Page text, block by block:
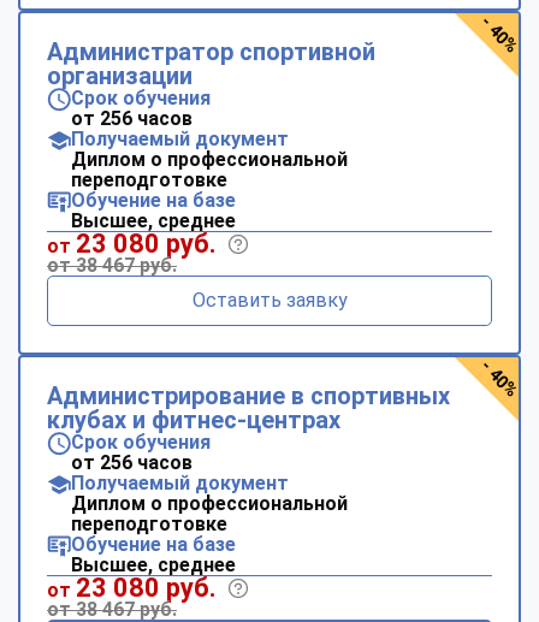
Администратор спортивной
организации
Срок обучения
от 256 часов
Получаемый документ
Диплом о профессиональной
переподготовке
Обучение на базе
Высшее, среднее
от 23 080 руб.
от 38 467 руб.
Оставить заявку
- 40%
Администрирование в спортивных
клубах и фитнес-центрах
Срок обучения
от 256 часов
Получаемый документ
Диплом о профессиональной
переподготовке
Обучение на базе
Высшее, среднее
от 23 080 руб.
от 38 467 руб.
- 40%